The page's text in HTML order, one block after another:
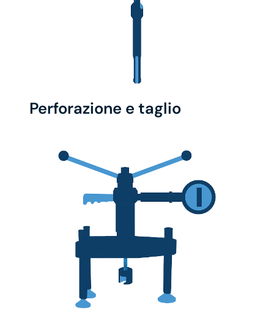
Perforazione e taglio